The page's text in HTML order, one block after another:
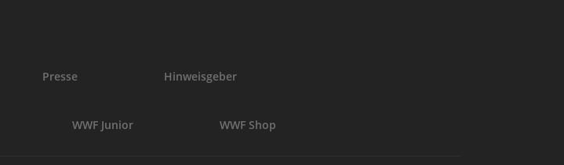
Presse Hinweisgeber
WWF Junior WWF Shop